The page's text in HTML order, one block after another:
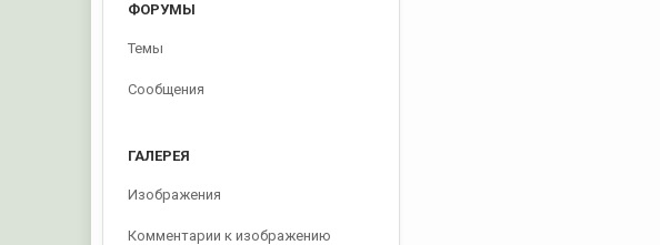
ФОРУМЫ
Темы
Сообщения
ГАЛЕРЕЯ
Изображения
Комментарии к изображению